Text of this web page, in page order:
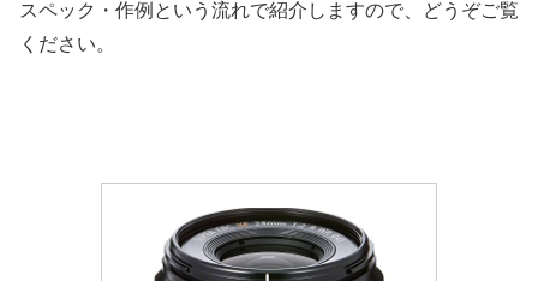
スペック・作例という流れで紹介しますので、どうぞご覧
ください。